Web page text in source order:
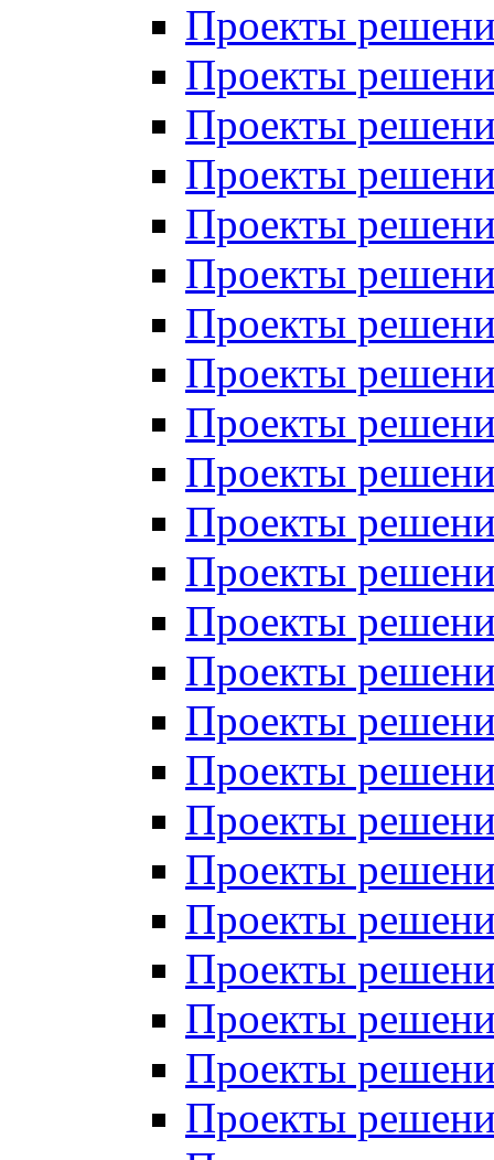
Проекты
Проекты
Проекты
Проекты
Проекты
Проекты
Проекты
Проекты
Проекты
Проекты
Проекты
Проекты
Проекты
Проекты
Проекты
Проекты
Проекты
Проекты
Проекты
Проекты
Проекты
Проекты
Проекты